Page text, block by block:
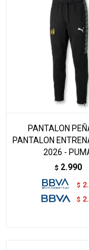
PANTALON
PANTALON
2026 -
$ 2.990
$
$